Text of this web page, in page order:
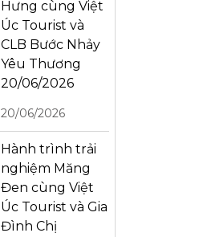
Hưng cùng Việt
Úc Tourist và
CLB Bước Nhảy
Yêu Thương
20/06/2026
20/06/2026
Hành trình trải
nghiệm Măng
Đen cùng Việt
Úc Tourist và Gia
Đình Chị